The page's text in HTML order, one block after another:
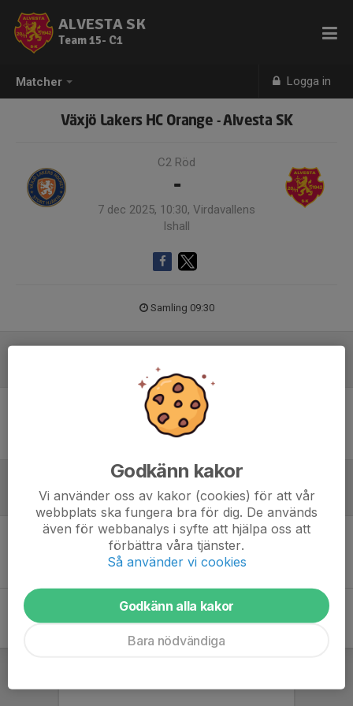
Matcher Logga in
ALVESTA SK
Team 15- C1
Växjö Lakers HC Orange - Alvesta SK
C2 Röd
-
7 dec 2025, 10:30, Virdavallens
Ishall
Samling 09:30
Ingen uppställning ifylld
Referat
Inget referat skrivet
Godkänn kakor
Vi använder oss av kakor (cookies) för att vår
webbplats ska fungera bra för dig. De används
även för webbanalys i syfte att hjälpa oss att
förbättra våra tjänster.
Så använder vi cookies
Godkänn alla kakor
Bara nödvändiga